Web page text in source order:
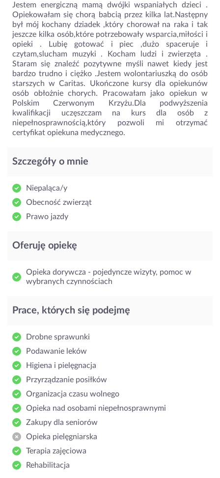
Jestem energiczną mamą dwójki wspaniałych dzieci .
Opiekowałam się chorą babcią przez kilka lat.Następny
był mój kochany dziadek ,który chorował na raka i tak
jeszcze kilka osób,które potrzebowały wsparcia,miłości i
opieki . Lubię gotować i piec ,dużo spaceruje i
czytam,slucham muzyki . Kocham ludzi i zwierzęta .
Staram się znaleźć pozytywne myśli nawet kiedy jest
bardzo trudno i ciężko .Jestem wolontariuszką do osób
starszych w Caritas. Ukończone kursy dla opiekunów
osób obłożnie chorych. Pracowałam jako opiekun w
Polskim Czerwonym Krzyżu.Dla podwyższenia
kwalifikacji uczęszczam na kurs dla osób z
niepełnosprawnością,który pozwoli mi otrzymać
certyfikat opiekuna medycznego.
Szczegóły o mnie
Niepaląca/y
Obecność zwierząt
Prawo jazdy
Oferuję opiekę
Opieka dorywcza - pojedyncze wizyty, pomoc w
wybranych czynnościach
Prace, których się podejmę
Drobne sprawunki
Podawanie leków
Higiena i pielęgnacja
Przyrządzanie posiłków
Organizacja czasu wolnego
Opieka nad osobami niepełnosprawnymi
Zakupy dla seniorów
Opieka pielęgniarska
Terapia zajęciowa
Rehabilitacja